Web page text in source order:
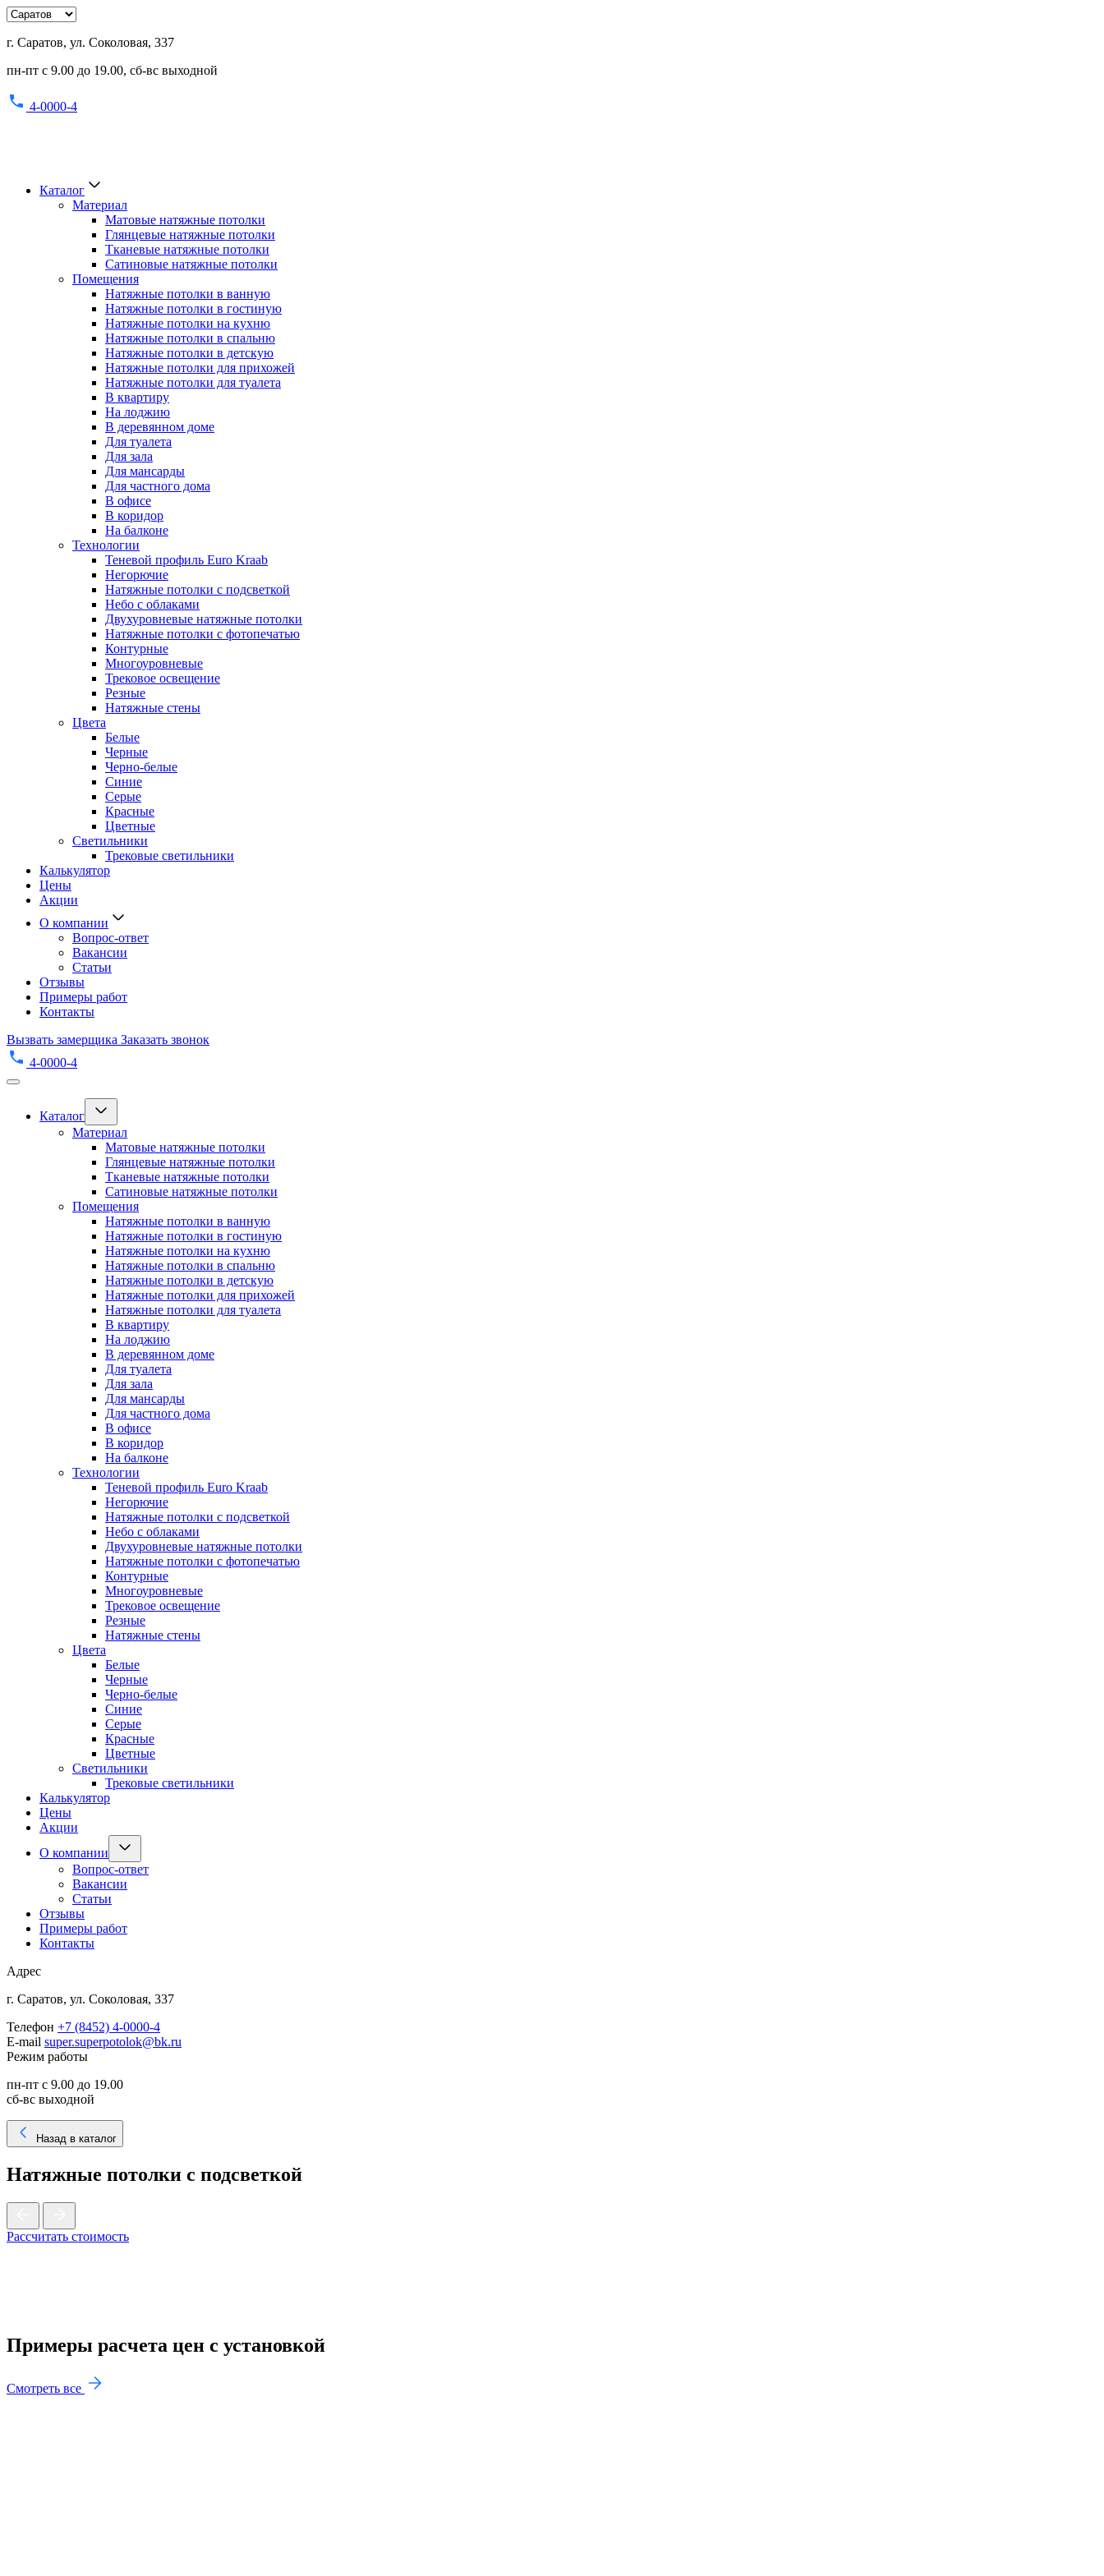
г. Саратов, ул. Соколовая, 337
пн-пт с 9.00 до 19.00, сб-вс выходной
4-0000-4
Каталог
Материал
Матовые натяжные потолки
Глянцевые натяжные потолки
Тканевые натяжные потолки
Сатиновые натяжные потолки
Помещения
Натяжные потолки в ванную
Натяжные потолки в гостиную
Натяжные потолки на кухню
Натяжные потолки в спальню
Натяжные потолки в детскую
Натяжные потолки для прихожей
Натяжные потолки для туалета
В квартиру
На лоджию
В деревянном доме
Для туалета
Для зала
Для мансарды
Для частного дома
В офисе
В коридор
На балконе
Технологии
Теневой профиль Euro Kraab
Негорючие
Натяжные потолки с подсветкой
Небо с облаками
Двухуровневые натяжные потолки
Натяжные потолки с фотопечатью
Контурные
Многоуровневые
Трековое освещение
Резные
Натяжные стены
Цвета
Белые
Черные
Черно-белые
Синие
Серые
Красные
Цветные
Светильники
Трековые светильники
Калькулятор
Цены
Акции
О компании
Вопрос-ответ
Вакансии
Статьи
Отзывы
Примеры работ
Контакты
Вызвать замерщика Заказать звонок
4-0000-4
Каталог
Материал
Матовые натяжные потолки
Глянцевые натяжные потолки
Тканевые натяжные потолки
Сатиновые натяжные потолки
Помещения
Натяжные потолки в ванную
Натяжные потолки в гостиную
Натяжные потолки на кухню
Натяжные потолки в спальню
Натяжные потолки в детскую
Натяжные потолки для прихожей
Натяжные потолки для туалета
В квартиру
На лоджию
В деревянном доме
Для туалета
Для зала
Для мансарды
Для частного дома
В офисе
В коридор
На балконе
Технологии
Теневой профиль Euro Kraab
Негорючие
Натяжные потолки с подсветкой
Небо с облаками
Двухуровневые натяжные потолки
Натяжные потолки с фотопечатью
Контурные
Многоуровневые
Трековое освещение
Резные
Натяжные стены
Цвета
Белые
Черные
Черно-белые
Синие
Серые
Красные
Цветные
Светильники
Трековые светильники
Калькулятор
Цены
Акции
О компании
Вопрос-ответ
Вакансии
Статьи
Отзывы
Примеры работ
Контакты
Адрес
г. Саратов, ул. Соколовая, 337
Телефон +7 (8452) 4-0000-4
E-mail super.superpotolok@bk.ru
Режим работы
пн-пт с 9.00 до 19.00
сб-вс выходной
Назад в каталог
Натяжные потолки с подсветкой
Рассчитать стоимость
Примеры расчета цен с установкой
Смотреть все